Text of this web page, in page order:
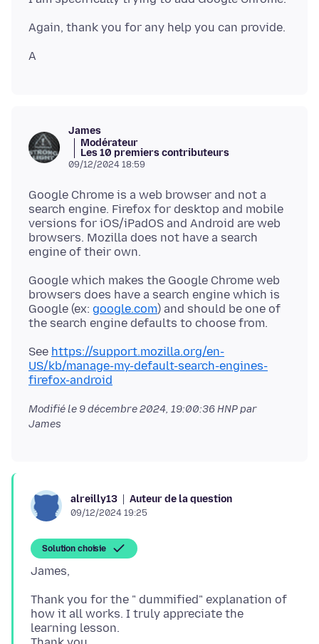
James
Modérateur
Les 10 premiers contributeurs
09/12/2024 18:59
Google Chrome is a web browser and not a
search engine. Firefox for desktop and mobile
versions for iOS/iPadOS and Android are web
browsers. Mozilla does not have a search
Google which makes the Google Chrome web
browsers does have a search engine which is
Google (ex: google.com) and should be one of
See https://support.mozilla.org/en-
US/kb/manage-my-default-search-engines-
firefox-android
Modifié le 9 décembre 2024, 19:00:36 HNPpar
James
alreilly13 Auteur de la question
09/12/2024 19:25
Solution choisie
Thank you for the " dummified" explanation of
how it all works. I truly appreciate the
learning lesson.